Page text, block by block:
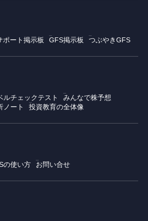
ポート掲示板 GFS掲示板 つぶやきGFS
ルチェックテスト
みんなで株予想
ノート 投資教育の全体像
の使い方 お問い合せ